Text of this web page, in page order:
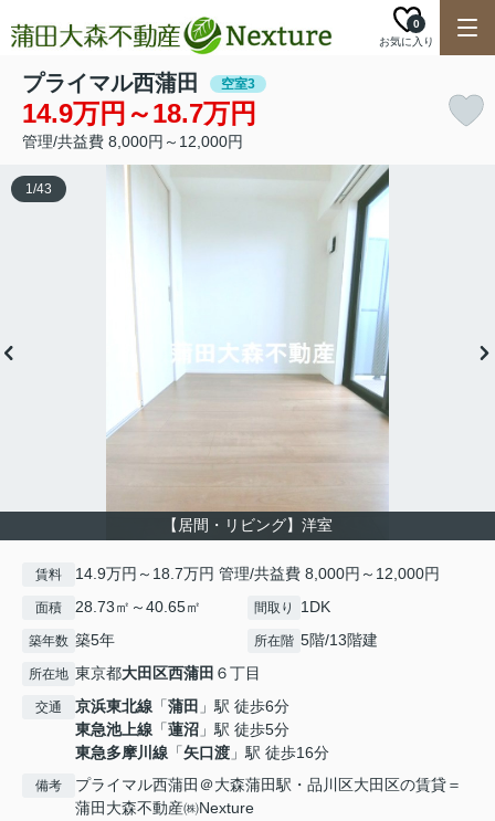
お気に入り
0
プライマル西蒲田 空室3
14.9万円～18.7万円
管理/共益費 8,000円～12,000円
【居間・リビング】洋室
1/43
賃料 14.9万円～18.7万円 管理/共益費 8,000円～12,000円
面積 28.73㎡～40.65㎡ 間取り 1DK
築年数 築5年 所在階 5階/13階建
所在地 東京都大田区西蒲田 ６丁目
交通 京浜東北線 「蒲田 」駅 徒歩6分
東急池上線 「蓮沼 」駅 徒歩5分
東急多摩川線 「矢口渡 」駅 徒歩16分
備考
プライマル西蒲田＠大森蒲田駅・品川区大田区の賃貸＝
蒲田大森不動産㈱Nexture